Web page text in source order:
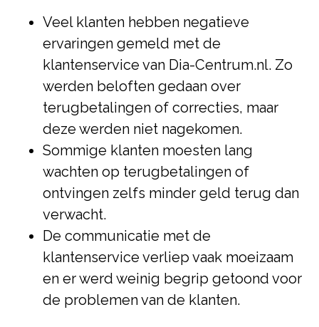
Veel klanten hebben negatieve
ervaringen gemeld met de
klantenservice van Dia-Centrum.nl. Zo
werden beloften gedaan over
terugbetalingen of correcties, maar
deze werden niet nagekomen.
Sommige klanten moesten lang
wachten op terugbetalingen of
ontvingen zelfs minder geld terug dan
verwacht.
De communicatie met de
klantenservice verliep vaak moeizaam
en er werd weinig begrip getoond voor
de problemen van de klanten.